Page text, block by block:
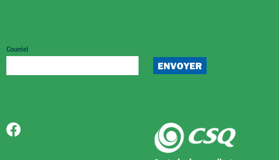
Courriel